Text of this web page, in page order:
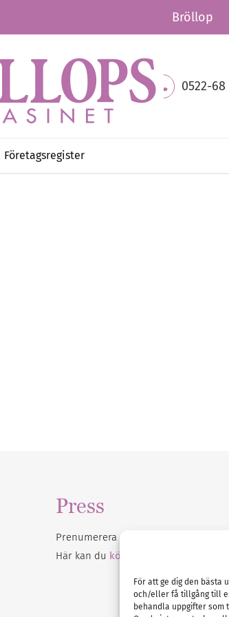
För att ge dig den bästa
och/eller få tillgång till
behandla uppgifter som
Bröllop
0522-68
Företagsregister
Press
Prenumerera på vårt
Här kan du köpa Bröllopsmagasinet